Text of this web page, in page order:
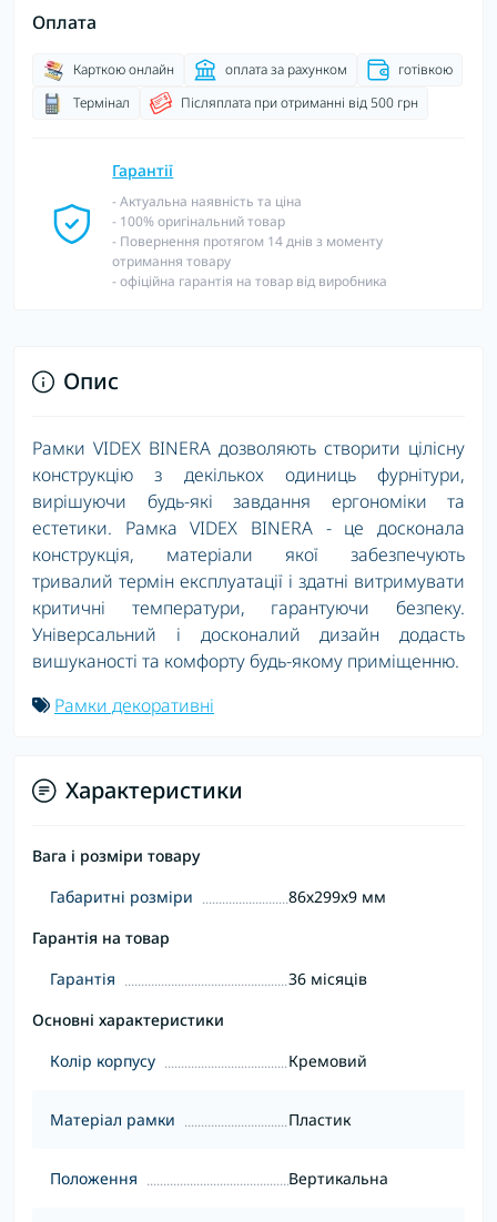
Оплата
Карткою онлайн оплата за рахунком
готівкою
Термінал
Післяплата при отриманні від 500 грн
Гарантії
- Актуальна наявність та ціна
- 100% оригінальний товар
- Повернення протягом 14 днів з моменту
отримання товару
- офіційна гарантія на товар від виробника
Опис
Рамки VIDEX BINERA дозволяють створити цілісну
конструкцію з декількох одиниць фурнітури,
вирішуючи будь-які завдання ергономіки та
естетики. Рамка VIDEX BINERA - це досконала
конструкція, матеріали якої забезпечують
тривалий термін експлуатації і здатні витримувати
критичні температури, гарантуючи безпеку.
Універсальний і досконалий дизайн додасть
вишуканості та комфорту будь-якому приміщенню.
Рамки декоративні
Характеристики
Вага і розміри товару
Габаритні розміри
86х299х9 мм
Гарантія на товар
Гарантія
36 місяців
Основні характеристики
Колір корпусу
Кремовий
Матеріал рамки Пластик
Положення Вертикальна